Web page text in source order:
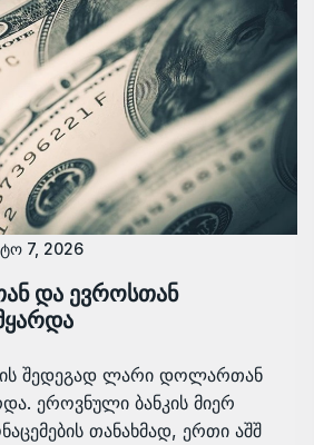
7, 2026
და ევროსთან
შედეგად ლარი დოლართან
ეროვნული ბანკის მიერ
თანახმად, ერთი აშშ